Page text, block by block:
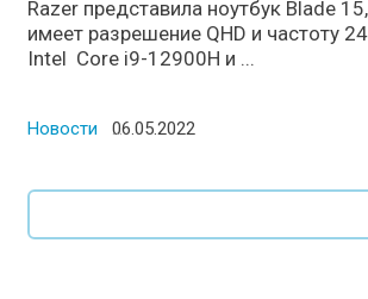
Razer представила ноутбук Blade
имеет разрешение QHD и частоту
Intel ️ Core i9-12900H и ...
Новости Posted on
06.05.2022